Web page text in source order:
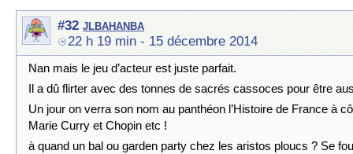
#32 jlbahanba
22 h 19 min - 15 décembre 2014
Nan mais le jeu d’acteur est juste parfait.
Il a dû flirter avec des tonnes de sacrés cassoces pour être
Un jour on verra son nom au panthéon l’Histoire de France à
Marie Curry et Chopin etc !
à quand un bal ou garden party chez les aristos ploucs ? Se